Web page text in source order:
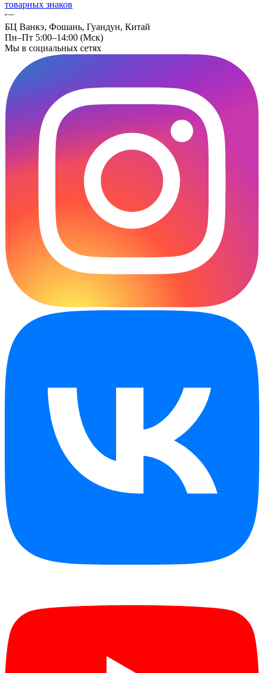
товарных знаков
БЦ Ванкэ, Фошань, Гуандун, Китай
Пн–Пт 5:00–14:00 (Мск)
Мы в социальных сетях